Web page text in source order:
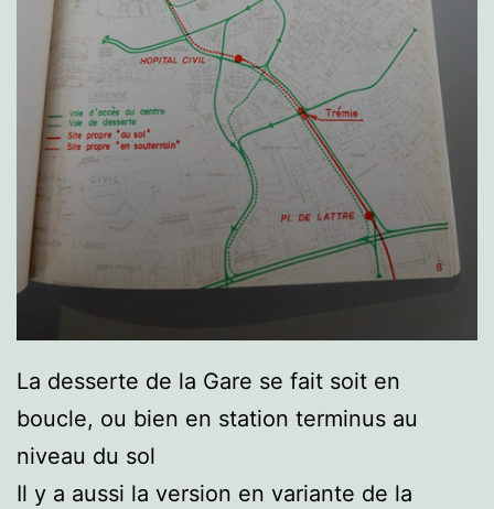
La desserte de la Gare se fait soit en
boucle, ou bien en station terminus au
niveau du sol
Il y a aussi la version en variante de la